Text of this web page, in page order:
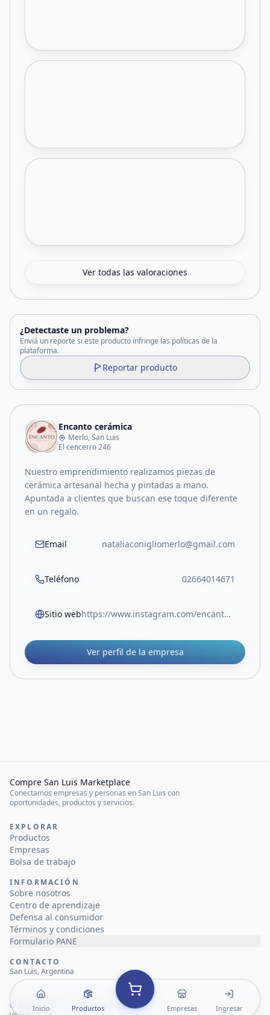
Ver todas las valoraciones
¿Detectaste un problema?
Enviá un reporte si este producto infringe las políticas de la
plataforma.
Reportar producto
Encanto cerámica
Merlo, San Luis
El cencerro 246
Nuestro emprendimiento realizamos piezas de
cerámica artesanal hecha y pintadas a mano.
Apuntada a clientes que buscan ese toque diferente
en un regalo.
Email nataliaconigliomerlo@gmail.com
Teléfono 02664014671
Sitio web https://www.instagram.com/encantoceramicaydeco/
Ver perfil de la empresa
Inicio Productos Empresas Ingresar
Compre San Luis Marketplace
Conectamos empresas y personas en San Luis con
oportunidades, productos y servicios.
EXPLORAR
Productos
Empresas
Bolsa de trabajo
INFORMACIÓN
Sobre nosotros
Centro de aprendizaje
Defensa al consumidor
Términos y condiciones
Formulario PANE
CONTACTO
San Luis, Argentina
© 2026Compre San Luis Marketplace